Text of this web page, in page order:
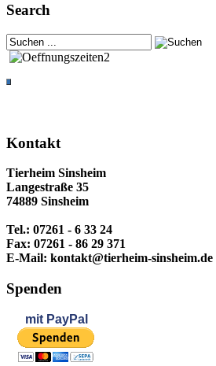
Search
Kontakt
Tierheim Sinsheim
Langestraße 35
74889 Sinsheim
Tel.: 07261 - 6 33 24
Fax: 07261 - 86 29 371
E-Mail: kontakt@tierheim-sinsheim.de
Spenden
mit PayPal